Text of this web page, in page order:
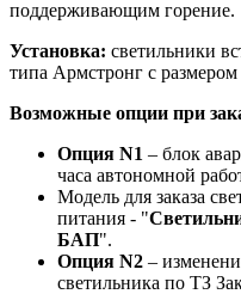
поддерживающим горение.
Установка: светильники
типа Армстронг с
Возможные опции при
Опция N1 – блок
часа автономной
Модель для заказа
питания - "
БАП".
Опция N2 –
светильника по ТЗ